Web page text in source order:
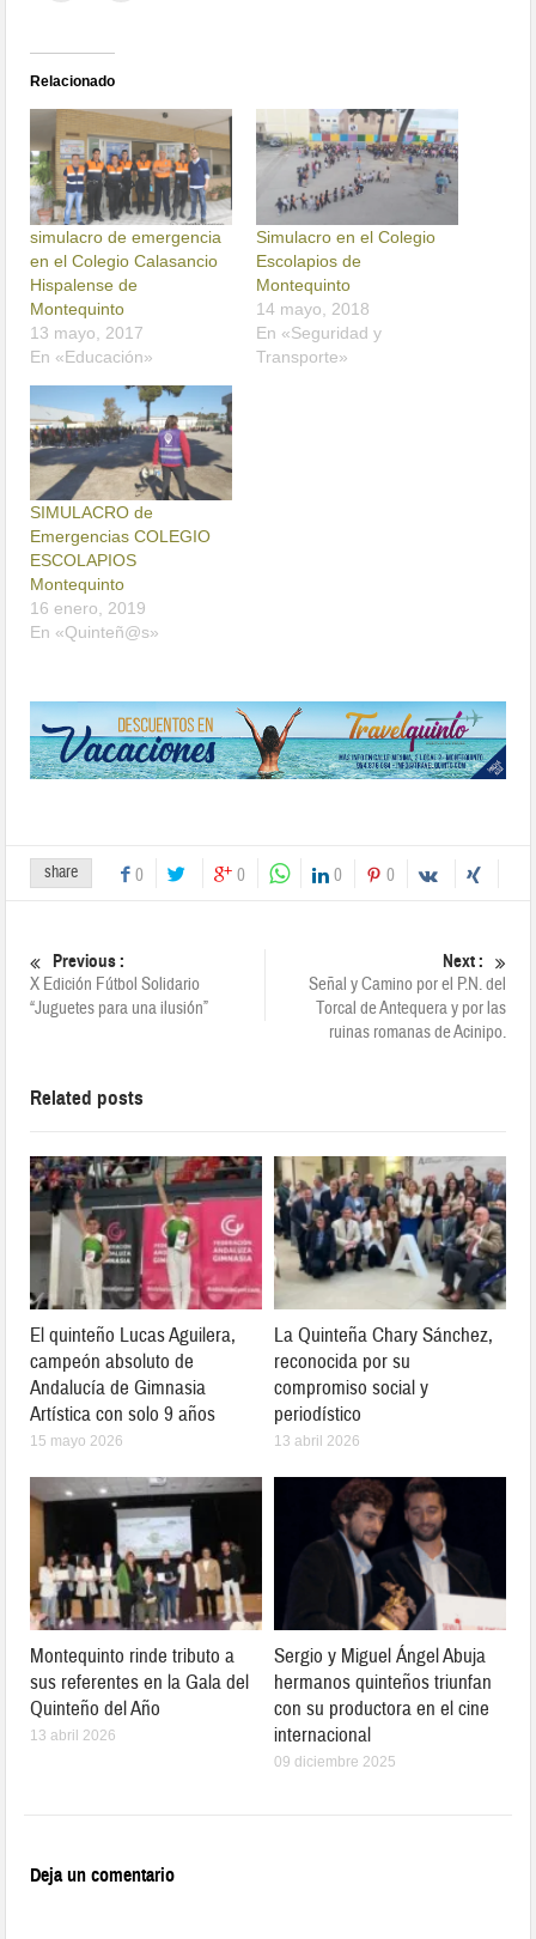
Relacionado
simulacro de emergencia
en el Colegio Calasancio
Hispalense de
Montequinto
13 mayo, 2017
En «Educación»
Simulacro en el Colegio
Escolapios de
Montequinto
14 mayo, 2018
En «Seguridad y
Transporte»
SIMULACRO de
Emergencias COLEGIO
ESCOLAPIOS
Montequinto
16 enero, 2019
En «Quinteñ@s»
share 0 0 0 0
Previous :
X Edición Fútbol Solidario
“Juguetes para una ilusión”
Next :
Señal y Camino por el P.N. del
Torcal de Antequera y por las
ruinas romanas de Acinipo.
Related posts
El quinteño Lucas Aguilera,
campeón absoluto de
Andalucía de Gimnasia
Artística con solo 9 años
15 mayo 2026
La Quinteña Chary Sánchez,
reconocida por su
compromiso social y
periodístico
13 abril 2026
Montequinto rinde tributo a
sus referentes en la Gala del
Quinteño del Año
13 abril 2026
Sergio y Miguel Ángel Abuja
hermanos quinteños triunfan
con su productora en el cine
internacional
09 diciembre 2025
Deja un comentario